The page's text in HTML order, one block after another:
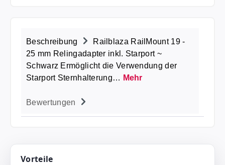
Beschreibung
Railblaza RailMount 19 -
25 mm Relingadapter inkl. Starport ~
Schwarz Ermöglicht die Verwendung der
Starport Sternhalterung… Mehr
Bewertungen
Vorteile